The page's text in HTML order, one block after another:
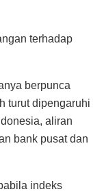
terhadap
berpunca
turut dipengaruhi
aliran
bank pusat dan
indeks